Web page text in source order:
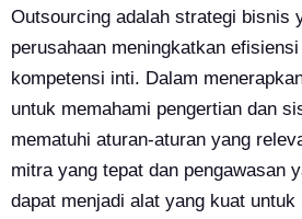
Outsourcing adalah strategi bisnis
perusahaan meningkatkan
kompetensi inti. Dalam
untuk memahami pengertian dan
mematuhi aturan-aturan yang
mitra yang tepat dan pengawasan
dapat menjadi alat yang kuat untuk